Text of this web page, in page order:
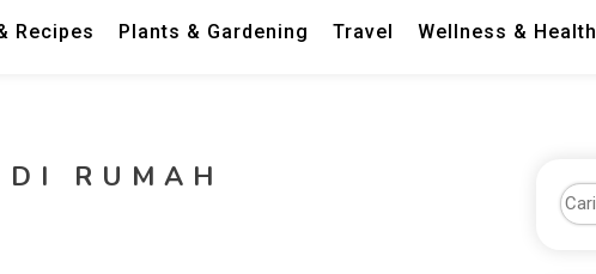
Recipes Plants & Gardening Travel Wellness & Health
RUMAH